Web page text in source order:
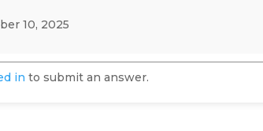
10, 2025
in to submit an answer.